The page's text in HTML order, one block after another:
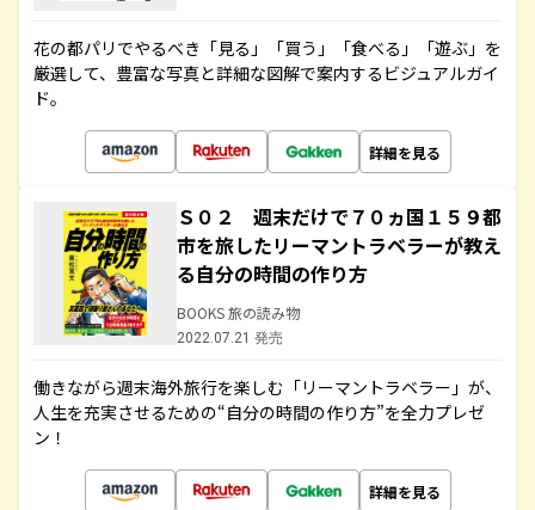
花の都パリでやるべき「見る」「買う」「食べる」「遊ぶ」を
厳選して、豊富な写真と詳細な図解で案内するビジュアルガイ
ド。
詳細を見る
Ｓ０２ 週末だけで７０ヵ国１５９都
市を旅したリーマントラベラーが教え
る自分の時間の作り方
BOOKS 旅の読み物
2022.07.21 発売
働きながら週末海外旅行を楽しむ「リーマントラベラー」が、
人生を充実させるための“自分の時間の作り方”を全力プレゼ
ン！
詳細を見る